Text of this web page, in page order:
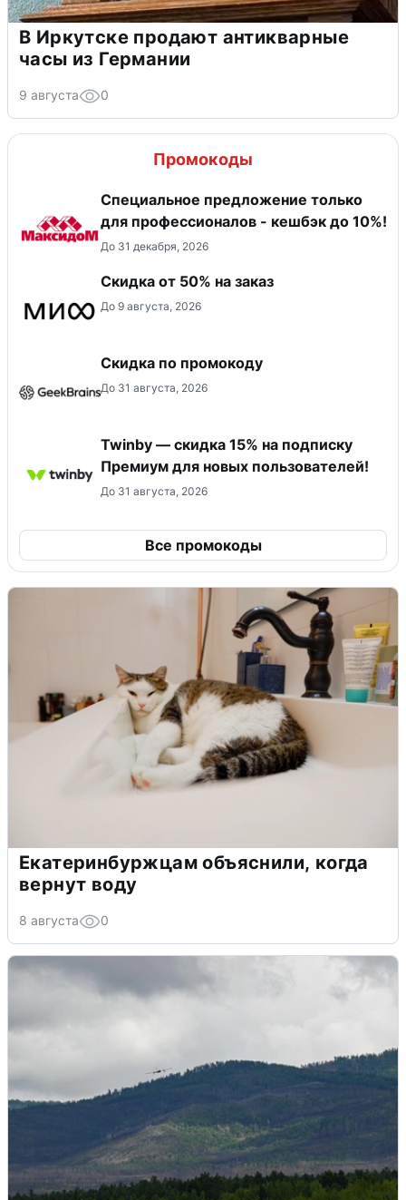
В Иркутске продают антикварные
часы из Германии
9 августа 0
Промокоды
Специальное предложение только
для профессионалов - кешбэк до 10%!
До 31 декабря, 2026
Скидка от 50% на заказ
До 9 августа, 2026
Скидка по промокоду
До 31 августа, 2026
Twinby — скидка 15% на подписку
Премиум для новых пользователей!
До 31 августа, 2026
Все промокоды
Екатеринбуржцам объяснили, когда
вернут воду
8 августа 0